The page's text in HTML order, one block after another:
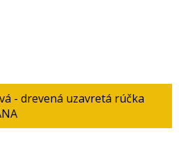
- drevená uzavretá rúčka